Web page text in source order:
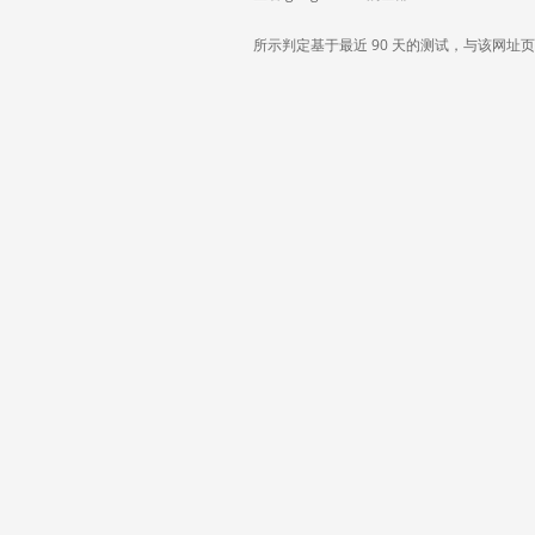
所示判定基于最近 90 天的测试，与该网址页